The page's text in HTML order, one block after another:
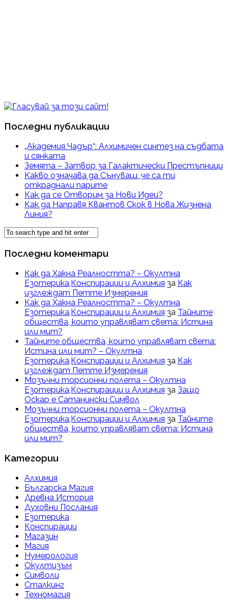
Последни публикации
„Академия Чадър“: Алхимичен синтез на съдбата
и сянката
Земята – Затвор за Галактически Престъпници
Kакво означава да Сънуваш ,че са ти
откраднали парите
Как да се Отворим за Нови Идеи?
Как да Направя Квантов Скок в Нова Жизнена
Линия?
Последни коментари
Как да Хакна Реалността? – Окултна
Езотерика,Конспирации и Алхимия за Как
изглеждат Петте Измерения
Как да Хакна Реалността? – Окултна
Езотерика,Конспирации и Алхимия за Тайните
общества, които управляват света: Истина
или мит?
Тайните общества, които управляват света:
Истина или мит? – Окултна
Езотерика,Конспирации и Алхимия за Как
изглеждат Петте Измерения
Мозъчни торсионни полета – Окултна
Езотерика,Конспирации и Алхимия за Защо
Оскар е Сатанински Символ
Мозъчни торсионни полета – Окултна
Езотерика,Конспирации и Алхимия за Тайните
общества, които управляват света: Истина
или мит?
Категории
Алхимия
Българска Магия
Древна История
Духовни Послания
Езотерика
Конспирации
Магазин
Магия
Нумерология
Окултизъм
Символи
Сталкинг
Техномагия